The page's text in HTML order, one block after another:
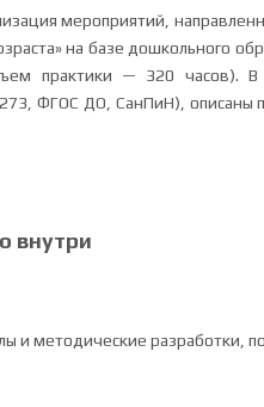
мероприятий,
на базе дошкольного
практики — 320 часов). В
ФГОС ДО, СанПиН), описаны
внутри
и методические разработки,